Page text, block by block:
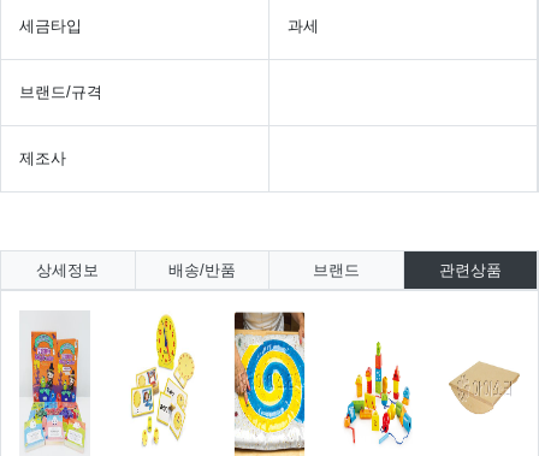
세금타입 과세
브랜드/규격
제조사
상세정보 배송/반품 브랜드 관련상품